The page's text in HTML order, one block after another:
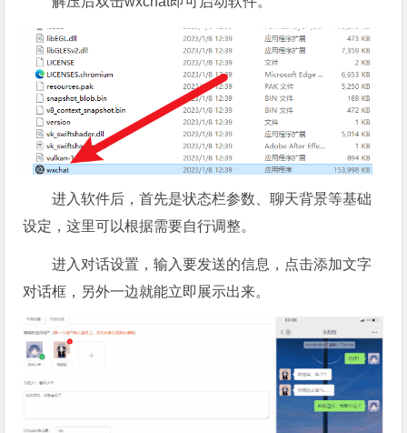
进入软件后，首先是状态栏参数、聊天背景等基础
设定，这里可以根据需要自行调整。
进入对话设置，输入要发送的信息，点击添加文字
对话框，另外一边就能立即展示出来。